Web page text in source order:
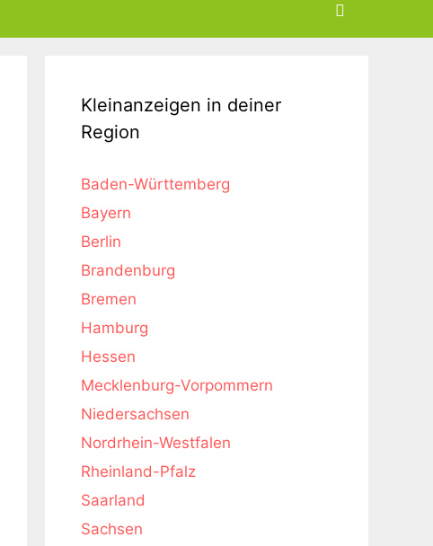
Kleinanzeigen in deiner
Region
Baden-Württemberg
Bayern
Berlin
Brandenburg
Bremen
Hamburg
Hessen
Mecklenburg-Vorpommern
Niedersachsen
Nordrhein-Westfalen
Rheinland-Pfalz
Saarland
Sachsen